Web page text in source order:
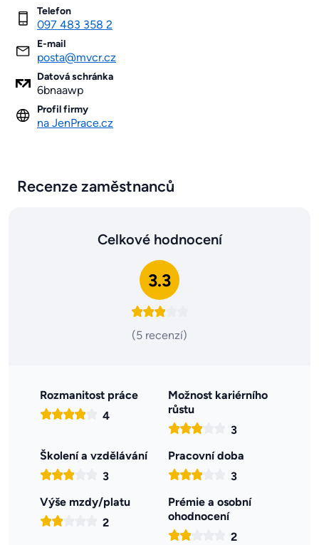
Telefon
097 483 358 2
E-mail
posta@mvcr.cz
Datová schránka
6bnaawp
Profil firmy
na JenPrace.cz
Recenze zaměstnanců
Celkové hodnocení
3.3
(5 recenzí)
Rozmanitost práce
4
Možnost kariérního
růstu
3
Školení a vzdělávání
3
Pracovní doba
3
Výše mzdy/platu
2
Prémie a osobní
ohodnocení
2